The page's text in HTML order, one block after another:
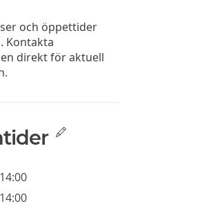
och öppettider
Kontakta
direkt för aktuell